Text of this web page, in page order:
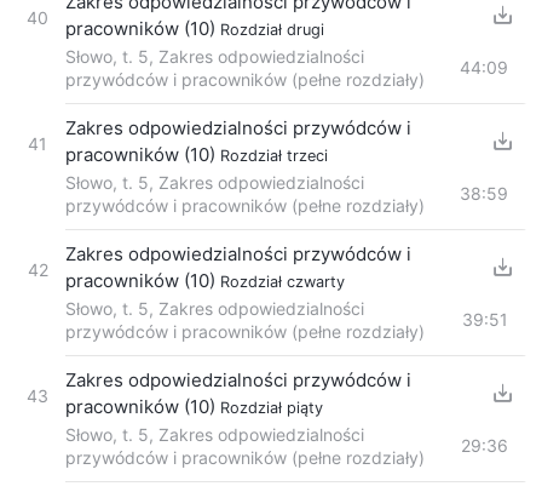
40
pracowników (10) Rozdział drugi
Słowo, t. 5, Zakres odpowiedzialności
przywódców i pracowników (pełne rozdziały)
44:09
41
Zakres odpowiedzialności przywódców i
pracowników (10) Rozdział trzeci
Słowo, t. 5, Zakres odpowiedzialności
przywódców i pracowników (pełne rozdziały)
38:59
42
Zakres odpowiedzialności przywódców i
pracowników (10) Rozdział czwarty
Słowo, t. 5, Zakres odpowiedzialności
przywódców i pracowników (pełne rozdziały)
39:51
43
Zakres odpowiedzialności przywódców i
pracowników (10) Rozdział piąty
Słowo, t. 5, Zakres odpowiedzialności
przywódców i pracowników (pełne rozdziały)
29:36